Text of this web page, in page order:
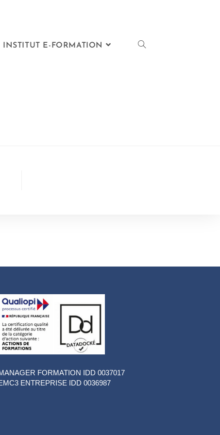
INSTITUT E-FORMATION
FORMATION IDD 0037017
ENTREPRISE IDD 0036987